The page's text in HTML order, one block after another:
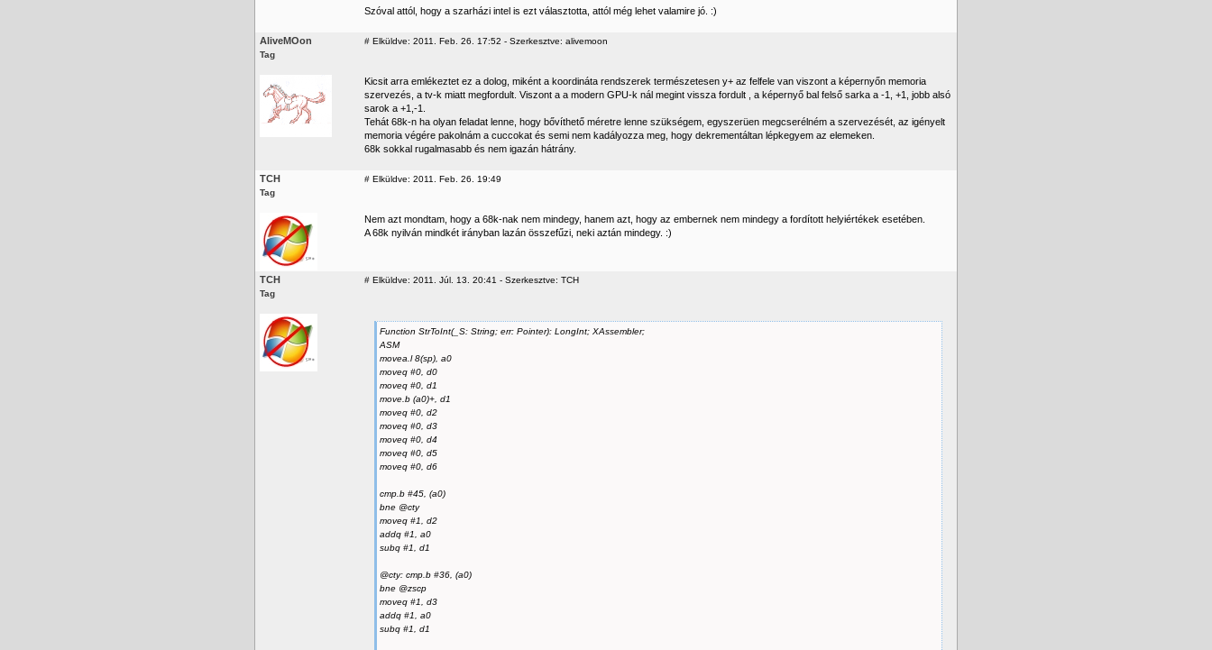
Szóval attól, hogy a szarházi intel is ezt választotta, attól még lehet valamire jó. :)
AliveMOon
Tag
# Elküldve: 2011. Feb. 26. 17:52 - Szerkesztve: alivemoon
Kicsit arra emlékeztet ez a dolog, miként a koordináta rendszerek természetesen y+ az felfele van viszont a képernyőn memoria
szervezés, a tv-k miatt megfordult. Viszont a a modern GPU-k nál megint vissza fordult , a képernyő bal felső sarka a -1, +1, jobb alsó
sarok a +1,-1.
Tehát 68k-n ha olyan feladat lenne, hogy bővíthető méretre lenne szükségem, egyszerüen megcserélném a szervezését, az igényelt
memoria végére pakolnám a cuccokat és semi nem kadályozza meg, hogy dekrementáltan lépkegyem az elemeken.
68k sokkal rugalmasabb és nem igazán hátrány.
TCH
Tag
# Elküldve: 2011. Feb. 26. 19:49
Nem azt mondtam, hogy a 68k-nak nem mindegy, hanem azt, hogy az embernek nem mindegy a fordított helyiértékek esetében.
A 68k nyilván mindkét irányban lazán összefűzi, neki aztán mindegy. :)
TCH
Tag
# Elküldve: 2011. Júl. 13. 20:41 - Szerkesztve: TCH
Function StrToInt(_S: String; err: Pointer): LongInt; XAssembler;
ASM
movea.l 8(sp), a0
moveq #0, d0
moveq #0, d1
move.b (a0)+, d1
moveq #0, d2
moveq #0, d3
moveq #0, d4
moveq #0, d5
moveq #0, d6
cmp.b #45, (a0)
bne @cty
moveq #1, d2
addq #1, a0
subq #1, d1
@cty: cmp.b #36, (a0)
bne @zscp
moveq #1, d3
addq #1, a0
subq #1, d1